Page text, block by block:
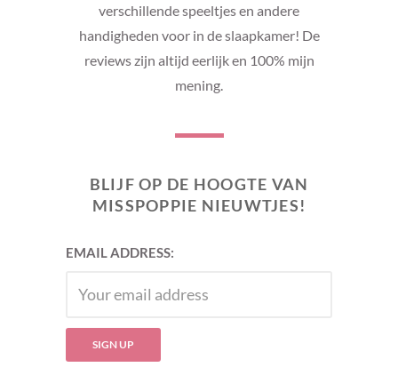
verschillende speeltjes en andere
handigheden voor in de slaapkamer! De
reviews zijn altijd eerlijk en 100% mijn
mening.
BLIJF OP DE HOOGTE VAN
MISSPOPPIE NIEUWTJES!
EMAIL ADDRESS: